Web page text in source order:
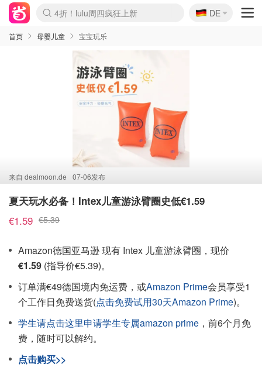
Boticinal 夏促开抢！
4折！lulu周四疯狂上新
还没结束！&OtherStories大促
Joybuy变相75折 随时失效
速领！Stanley独家85折
疑似霸哥！Camper额外叠85折
Zalando 奥莱闪促！每日更新
Moncler反季囤！5折起+叠9折
Coach Brooklyn仅€192
🇩🇪
DE
首页 母婴儿童 宝宝玩乐
来自 dealmoon.de 07-06发布
夏天玩水必备！Intex儿童游泳臂圈史低€1.59
€1.59 €5.39
Amazon德国亚马逊 现有 Intex 儿童游泳臂圈，现价
€1.59 (指导价€5.39)。
订单满€49德国境内免运费，或Amazon Prime会员享受1
个工作日免费送货(点击免费试用30天Amazon Prime)。
学生请点击这里申请学生专属amazon prime ，前6个月免
费，随时可以解约。
点击购买>>